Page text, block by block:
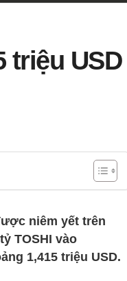
triệu USD
niêm yết trên
TOSHI vào
1,415 triệu USD.